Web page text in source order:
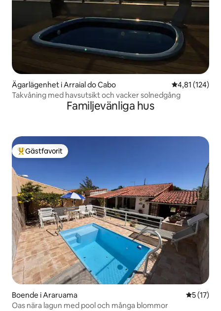
Ägarlägenhet i Arraial do Cabo 4,81 av 5 i
4,81 (124)
Takvåning med havsutsikt och vacker solnedgång
Familjevänliga hus
Populär gästfavorit
Gästfavorit
Boende i Araruama 5 av 5 i
5 (17)
Oas nära lagun med pool och många blommor